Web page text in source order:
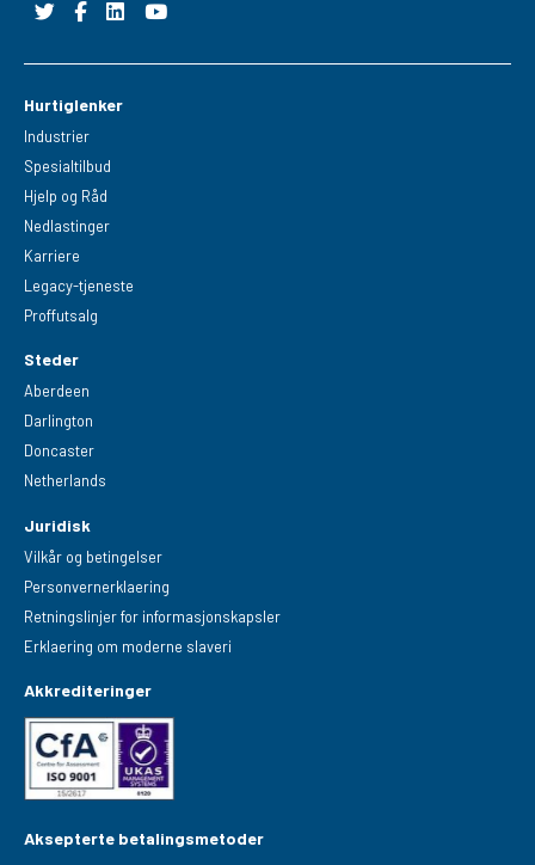
Hurtiglenker
Industrier
Spesialtilbud
Hjelp og Råd
Nedlastinger
Karriere
Legacy-tjeneste
Proffutsalg
Steder
Aberdeen
Darlington
Doncaster
Netherlands
Juridisk
Vilkår og betingelser
Personvernerklaering
Retningslinjer for informasjonskapsler
Erklaering om moderne slaveri
Akkrediteringer
Aksepterte betalingsmetoder